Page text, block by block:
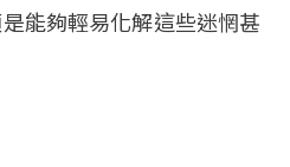
能夠輕易化解這些迷惘甚